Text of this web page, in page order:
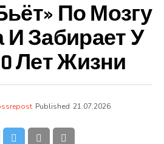
По Мозгу
И Забирает У
Лет Жизни
Published 21.07.2026